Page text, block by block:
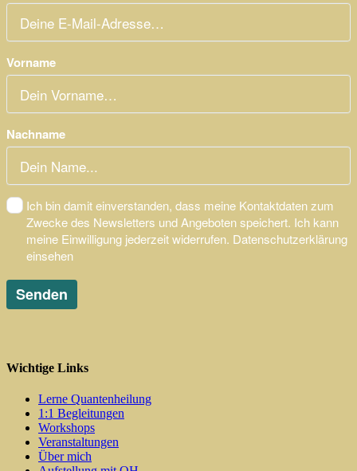
Wichtige Links
Lerne Quantenheilung
1:1 Begleitungen
Workshops
Veranstaltungen
Über mich